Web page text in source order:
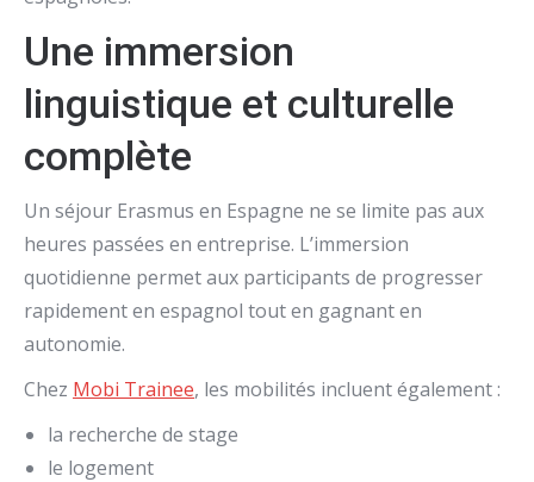
Une immersion
linguistique et culturelle
complète
Un séjour Erasmus en Espagne ne se limite pas aux
heures passées en entreprise. L’immersion
quotidienne permet aux participants de progresser
rapidement en espagnol tout en gagnant en
autonomie.
Chez Mobi Trainee, les mobilités incluent également :
la recherche de stage
le logement